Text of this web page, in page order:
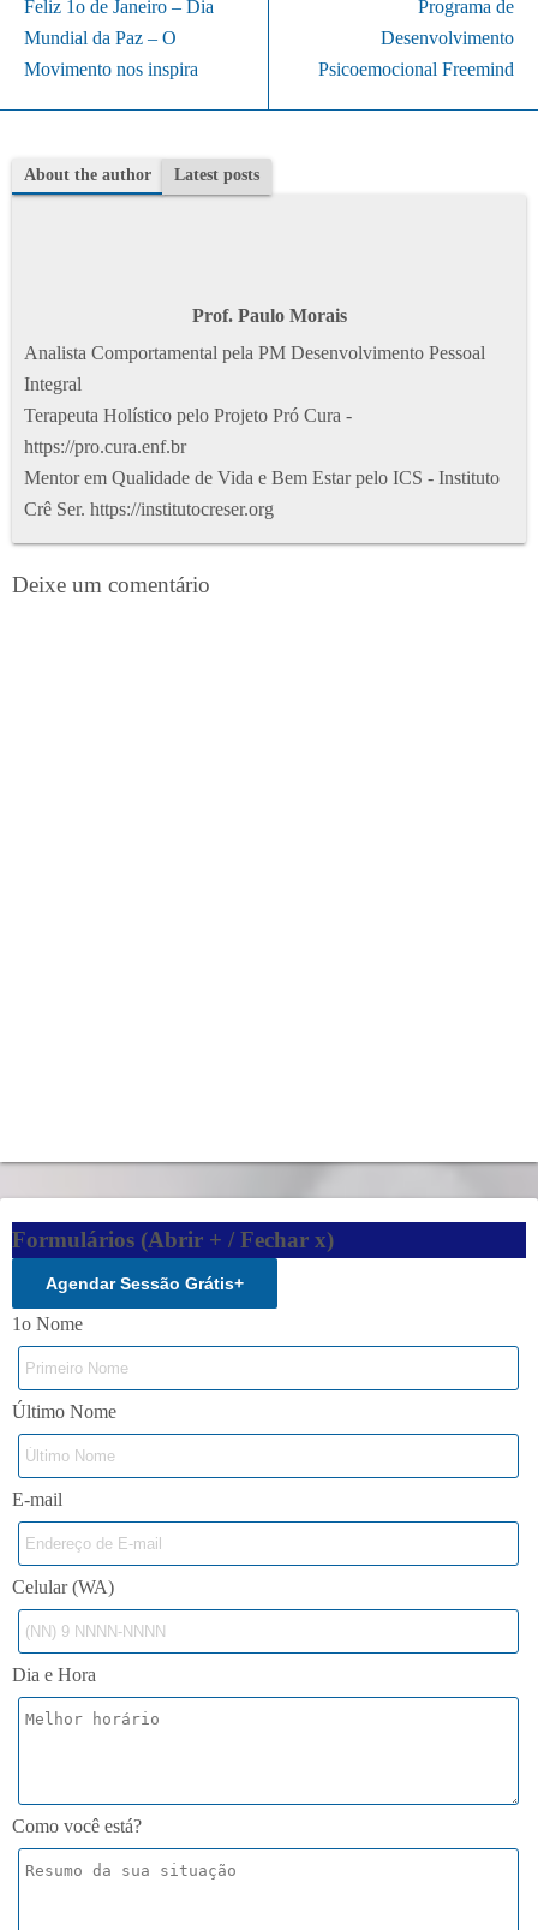
Feliz 1o de Janeiro – Dia
Mundial da Paz – O
Movimento nos inspira
Programa de
Desenvolvimento
Psicoemocional Freemind
About the author Latest posts
Prof. Paulo Morais
Analista Comportamental pela PM Desenvolvimento Pessoal
Integral
Terapeuta Holístico pelo Projeto Pró Cura -
https://pro.cura.enf.br
Mentor em Qualidade de Vida e Bem Estar pelo ICS - Instituto
Crê Ser. https://institutocreser.org
Deixe um comentário
Formulários (Abrir + / Fechar x)
Agendar Sessão Grátis+
1o Nome
Último Nome
E-mail
Celular (WA)
Dia e Hora
Como você está?